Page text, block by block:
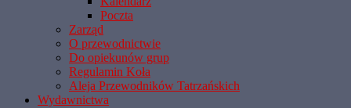
Poczta
Zarząd
O przewodnictwie
Do opiekunów grup
Regulamin Koła
Aleja Przewodników Tatrzańskich
Wydawnictwa